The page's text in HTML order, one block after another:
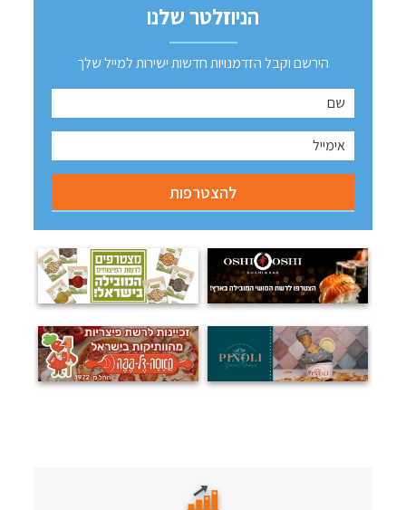
הניוזלטר שלנו
הירשם וקבל הזדמנויות חדשות ישירות למייל שלך